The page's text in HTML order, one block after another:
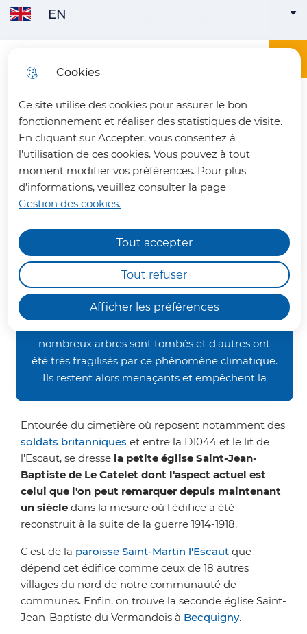
Cookies
Ce site utilise des cookies pour assurer le bon
fonctionnement et réaliser des statistiques de visite.
En cliquant sur Accepter, vous consentez à
l'utilisation de ces cookies. Vous pouvez à tout
moment modifier vos préférences. Pour plus
d'informations, veuillez consulter la page
Gestion des cookies.
Afficher les préférences
Tout accepter
Tout refuser
Skip to
fermer
Chemins de randonnée
impraticables
Nous vous informons qu'en raison des dégâts
occasionnés par les orages de la fin juin, nos
nombreux arbres sont tombés et d'autres ont
été très fragilisés par ce phénomène climatique.
Ils restent alors menaçants et empêchent la
avant de retrouver nos sentiers dans un meilleur
état. Merci de votre compréhension.
Office du tourisme du Pays du Vermandois
Main menu
EN
ENGLISH
L'église Saint-Jean-
Baptiste de Le Catelet
En bordure de l'axe Saint-
Quentin/Cambrai, l'église Saint-
Jean-Baptiste de Le Catelet a subi
les destructions de la Première
Guerre mondiale.
Entourée du cimetière où reposent notamment des
soldats britanniques et entre la D1044 et le lit de
l'Escaut, se dresse la petite église Saint-Jean-
Baptiste de Le Catelet dont l'aspect actuel est
celui que l'on peut remarquer depuis maintenant
un siècle dans la mesure où l'édifice a été
reconstruit à la suite de la guerre 1914-1918.
C'est de la paroisse Saint-Martin l'Escaut que
dépend cet édifice comme ceux de 18 autres
villages du nord de notre communauté de
communes. Enfin, on trouve la seconde église Saint-
Jean-Baptiste du Vermandois à Becquigny.